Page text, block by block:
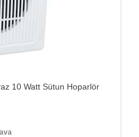
10 Watt Sütun Hoparlör